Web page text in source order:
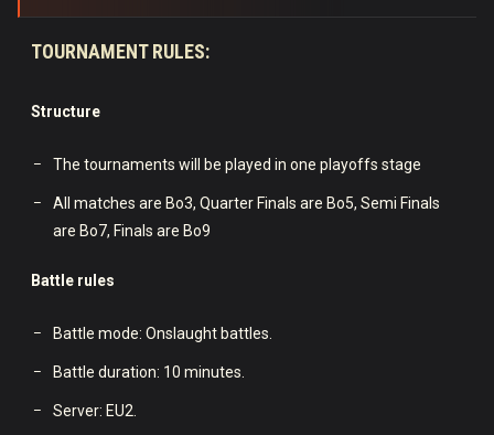
TOURNAMENT RULES:
Structure
The tournaments will be played in one playoffs stage
All matches are Bo3, Quarter Finals are Bo5, Semi Finals
are Bo7, Finals are Bo9
Battle rules
Battle mode: Onslaught battles.
Battle duration: 10 minutes.
Server: EU2.